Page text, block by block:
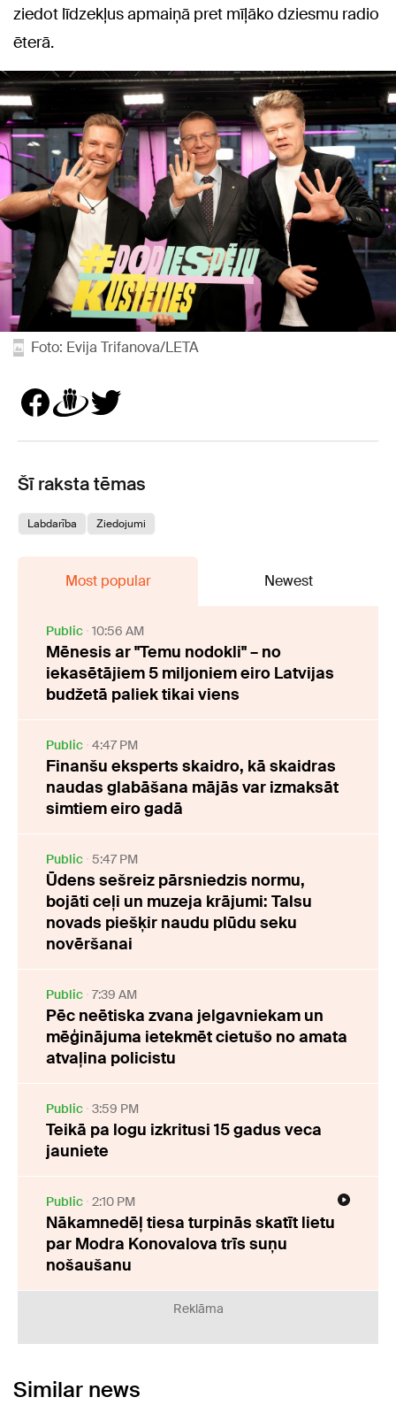
ziedot līdzekļus apmaiņā pret mīļāko dziesmu radio
ēterā.
Foto: Evija Trifanova/LETA
Šī raksta tēmas
Labdarība Ziedojumi
Most popular Newest
Public 10:56 AM
Mēnesis ar "Temu nodokli" – no
iekasētājiem 5 miljoniem eiro Latvijas
budžetā paliek tikai viens
Public 4:47 PM
Finanšu eksperts skaidro, kā skaidras
naudas glabāšana mājās var izmaksāt
simtiem eiro gadā
Public 5:47 PM
Ūdens sešreiz pārsniedzis normu,
bojāti ceļi un muzeja krājumi: Talsu
novads piešķir naudu plūdu seku
novēršanai
Public 7:39 AM
Pēc neētiska zvana jelgavniekam un
mēģinājuma ietekmēt cietušo no amata
atvaļina policistu
Public 3:59 PM
Teikā pa logu izkritusi 15 gadus veca
jauniete
Public 2:10 PM
Nākamnedēļ tiesa turpinās skatīt lietu
par Modra Konovalova trīs suņu
nošaušanu
Reklāma
Similar news